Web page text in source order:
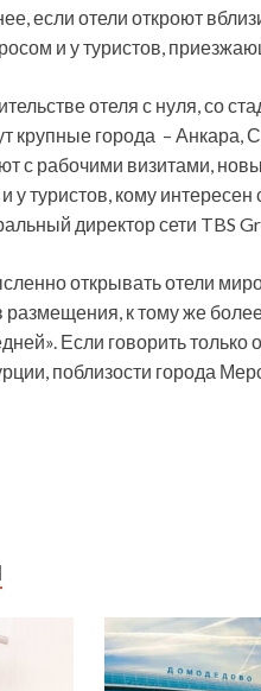
если отели откроют
и у туристов,
отеля с нуля, со
крупные города – Анкара,
с рабочими визитами,
у туристов, кому
директор сети TBS
открывать отели
размещения, к тому же
Если говорить
поблизости города